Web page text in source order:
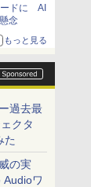
ードに AI
念
もっと見る
過去最
クタ
た
の実
Audioワ